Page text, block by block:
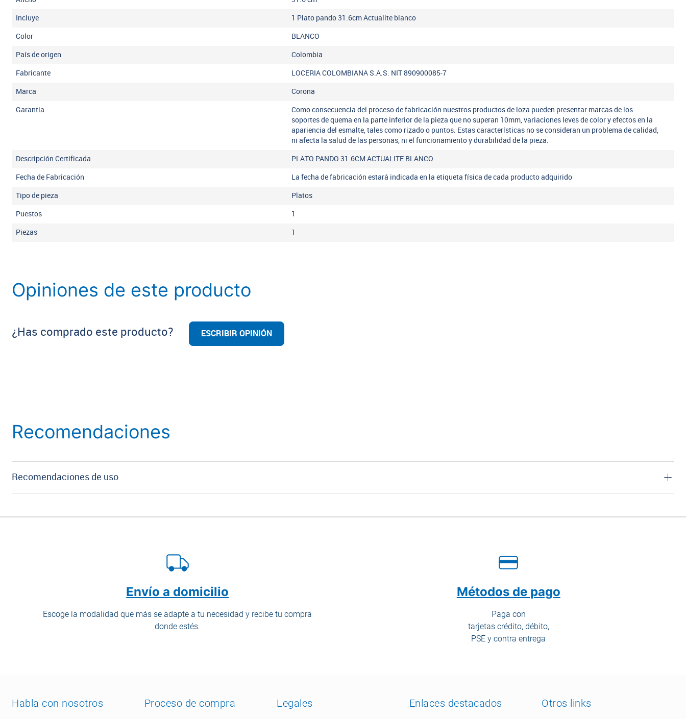
Incluye 1 Plato pando 31.6cm Actualite blanco
Color BLANCO
País de origen Colombia
Fabricante LOCERIA COLOMBIANA S.A.S. NIT 890900085-7
Marca Corona
Garantia
Como consecuencia del proceso de fabricación nuestros productos de loza pueden presentar marcas de los
soportes de quema en la parte inferior de la pieza que no superan 10mm, variaciones leves de color y efectos en la
apariencia del esmalte, tales como rizado o puntos. Estas características no se consideran un problema de calidad,
ni afecta la salud de las personas, ni el funcionamiento y durabilidad de la pieza.
Descripción Certificada PLATO PANDO 31.6CM ACTUALITE BLANCO
Fecha de Fabricación La fecha de fabricación estará indicada en la etiqueta física de cada producto adquirido
Tipo de pieza Platos
Puestos 1
Piezas 1
Opiniones de este producto
¿Has comprado este producto? ESCRIBIR OPINIÓN
Recomendaciones
Recomendaciones de uso
Envío a domicilio
Escoge la modalidad que más se adapte a tu necesidad y recibe tu compra
donde estés.
Métodos de pago
Paga con
tarjetas crédito, débito,
PSE y contra entrega
Habla con nosotros Proceso de compra Legales Enlaces destacados Otros links